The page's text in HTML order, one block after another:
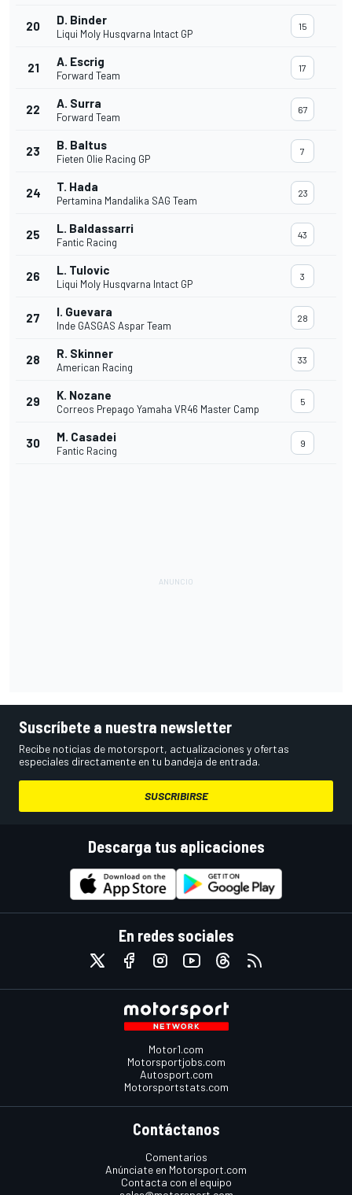
20 D. Binder
Liqui Moly Husqvarna Intact GP
15
21 A. Escrig
Forward Team
17
22 A. Surra
Forward Team
67
23 B. Baltus
Fieten Olie Racing GP
7
24 T. Hada
Pertamina Mandalika SAG Team
23
25 L. Baldassarri
Fantic Racing
43
26 L. Tulovic
Liqui Moly Husqvarna Intact GP
3
27 I. Guevara
Inde GASGAS Aspar Team
28
28 R. Skinner
American Racing
33
29 K. Nozane
Correos Prepago Yamaha VR46 Master Camp
5
30 M. Casadei
Fantic Racing
9
Suscríbete a nuestra newsletter
Recibe noticias de motorsport, actualizaciones y ofertas
especiales directamente en tu bandeja de entrada.
SUSCRIBIRSE
Descarga tus aplicaciones
En redes sociales
Motor1.com
Motorsportjobs.com
Autosport.com
Motorsportstats.com
Contáctanos
Comentarios
Anúnciate en Motorsport.com
Contacta con el equipo